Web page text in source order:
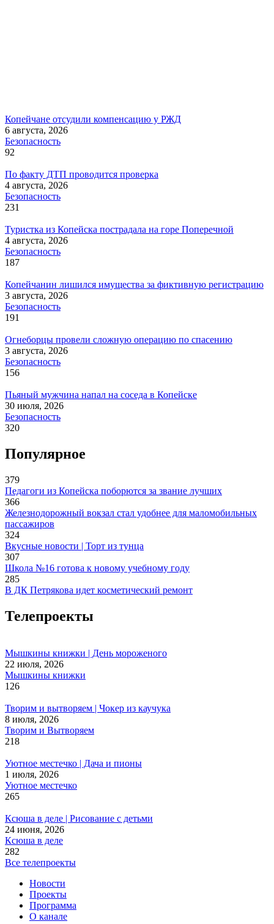
Копейчане отсудили компенсацию у РЖД
6 августа, 2026
Безопасность
92
По факту ДТП проводится проверка
4 августа, 2026
Безопасность
231
Туристка из Копейска пострадала на горе Поперечной
4 августа, 2026
Безопасность
187
Копейчанин лишился имущества за фиктивную регистрацию
3 августа, 2026
Безопасность
191
Огнеборцы провели сложную операцию по спасению
3 августа, 2026
Безопасность
156
Пьяный мужчина напал на соседа в Копейске
30 июля, 2026
Безопасность
320
Популярное
379
Педагоги из Копейска поборются за звание лучших
366
Железнодорожный вокзал стал удобнее для маломобильных
пассажиров
324
Вкусные новости | Торт из тунца
307
Школа №16 готова к новому учебному году
285
В ДК Петрякова идет косметический ремонт
Телепроекты
Мышкины книжки | День мороженого
22 июля, 2026
Мышкины книжки
126
Творим и вытворяем | Чокер из каучука
8 июля, 2026
Творим и Вытворяем
218
Уютное местечко | Дача и пионы
1 июля, 2026
Уютное местечко
265
Ксюша в деле | Рисование с детьми
24 июня, 2026
Ксюша в деле
282
Все телепроекты
Новости
Проекты
Программа
О канале